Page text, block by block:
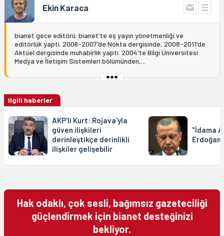
Ekin Karaca
bianet gece editörü. bianet'te eş yayın yönetmenliği ve
editörlük yaptı. 2006-2007'de Nokta dergisinde, 2008-2011'de
Aktüel dergisinde muhabirlik yaptı. 2004'te Bilgi Üniversitesi
Medya ve İletişim Sistemleri bölümünden,...
ilgili haberler
AKP'li Kurt: Rojava'yla
güven ilişkileri
derinleştikçe derinlikli
ilişkiler gelişebilir
"İdama
Hak odaklı, çok sesli, bağımsız gazeteciliği
güçlendirmek için bianet desteğinizi
bekliyor.